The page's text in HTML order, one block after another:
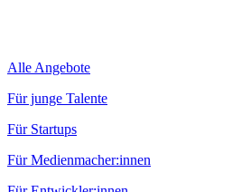
Alle Angebote
Für junge Talente
Für Startups
Für Medienmacher:innen